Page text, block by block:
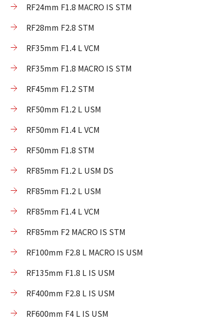
RF24mm F1.8 MACRO IS STM
RF28mm F2.8 STM
RF35mm F1.4 L VCM
RF35mm F1.8 MACRO IS STM
RF45mm F1.2 STM
RF50mm F1.2 L USM
RF50mm F1.4 L VCM
RF50mm F1.8 STM
RF85mm F1.2 L USM DS
RF85mm F1.2 L USM
RF85mm F1.4 L VCM
RF85mm F2 MACRO IS STM
RF100mm F2.8 L MACRO IS USM
RF135mm F1.8 L IS USM
RF400mm F2.8 L IS USM
RF600mm F4 L IS USM